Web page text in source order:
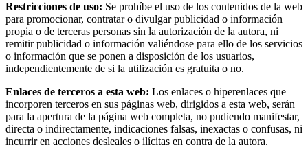
Restricciones de uso: Se prohíbe el uso de los contenidos de la web
para promocionar, contratar o divulgar publicidad o información
propia o de terceras personas sin la autorización de la autora, ni
remitir publicidad o información valiéndose para ello de los servicios
o información que se ponen a disposición de los usuarios,
independientemente de si la utilización es gratuita o no.
Enlaces de terceros a esta web: Los enlaces o hiperenlaces que
incorporen terceros en sus páginas web, dirigidos a esta web, serán
para la apertura de la página web completa, no pudiendo manifestar,
directa o indirectamente, indicaciones falsas, inexactas o confusas, ni
incurrir en acciones desleales o ilícitas en contra de la autora.